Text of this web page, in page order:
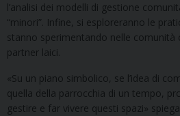
l’analisi dei modelli di gestione
“minori”. Infine, si esploreranno le
stanno sperimentando nelle comunità
partner laici.
«Su un piano simbolico, se l’idea di
quella della parrocchia di un tempo,
gestire e far vivere questi spazi»